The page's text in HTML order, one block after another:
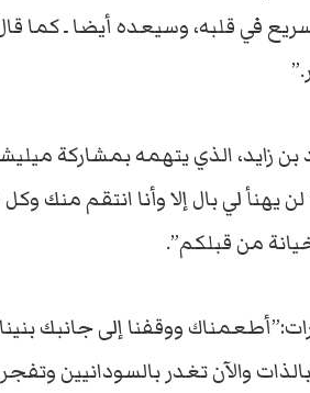
في قلبه، وسيعده أيضا ـ كما قال
زايد، الذي يتهمه بمشاركة
يهنأ لي بال إلا وأنا انتقم منك
من قبلكم”.
ووقفنا إلى جانبك
والآن تغدر بالسودانيين